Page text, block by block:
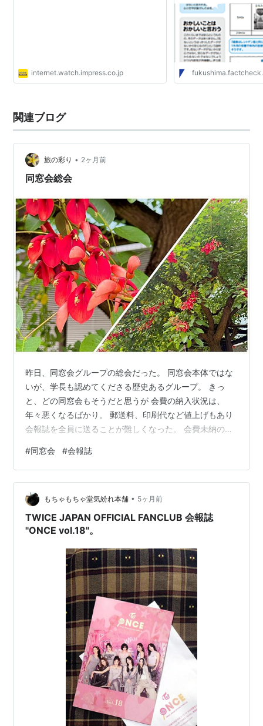
internet.watch.impress.co.jp
関連ブログ
旅の彩り • 2ヶ月前
同窓会総会
昨日、同窓会グループの総会だった。 同窓会本体ではな
いが、学長も認めてくださる歴史あるグループ。 きっ
と、どの同窓会もそうだと思うが 会費の納入状況は、
年々悪くなるばかり。 郵送料、印刷代など値上げもあり
会報誌を全員に送ることが難しくなった。 会費未納の方
なくてはならない。 質問、意見を想定し、回答をいろい
ろ準備。 承認を受け、終了。 火曜日のピアノレッスンま
でに、どうしても弾けるようになりたい箇所があり、 毎
日練習していたピアノも、昨日は疲れてパス。 ホッとし
て、今日はのんびりするはずが 書記から議事録の確認メ
ール、新役員の住所録の送付等…
#同窓会 #会報誌
もちゃもちゃ堂気紛れ本舗 • 5ヶ月前
TWICE JAPAN OFFICIAL FANCLUB 会報誌
"ONCE vol.18"。